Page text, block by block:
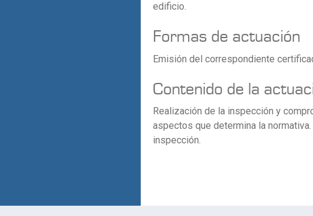
edificio.
Formas de actuación
Emisión del correspondiente
Contenido de la
Realización de la inspección y
aspectos que determina la
inspección.